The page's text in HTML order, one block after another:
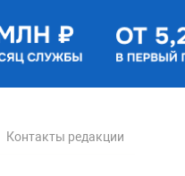
Контакты редакции